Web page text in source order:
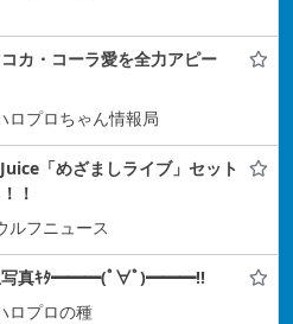
カ・コーラ愛を全力アピー
ロプロちゃん情報局
「めざましライブ」セット
！
ルフニュース
写真ｷﾀ━━━(ﾟ∀ﾟ)━━━!!
ロプロの種